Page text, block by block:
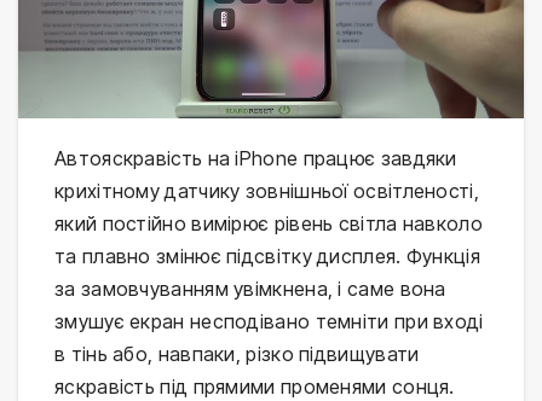
Автояскравість на iPhone працює завдяки
крихітному датчику зовнішньої освітленості,
який постійно вимірює рівень світла навколо
та плавно змінює підсвітку дисплея. Функція
за замовчуванням увімкнена, і саме вона
змушує екран несподівано темніти при вході
в тінь або, навпаки, різко підвищувати
яскравість під прямими променями сонця.